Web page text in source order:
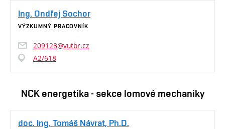
Ing. Ondřej Sochor
VÝZKUMNÝ PRACOVNÍK
209128@vutbr.cz
A2/618
NCK energetika - sekce lomové mechaniky
doc. Ing. Tomáš Návrat, Ph.D.